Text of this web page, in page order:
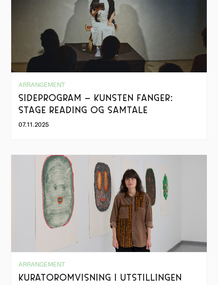
ARRANGEMENT
SIDEPROGRAM – KUNSTEN FANGER:
STAGE READING OG SAMTALE
07.11.2025
ARRANGEMENT
KURATOROMVISNING I UTSTILLINGEN